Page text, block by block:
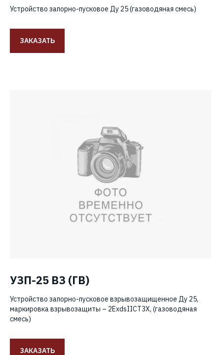
Устройство запорно-пусковое Ду 25 (газоводяная смесь)
ЗАКАЗАТЬ
УЗП-25 ВЗ (ГВ)
Устройство запорно-пусковое взрывозащищенное Ду 25,
маркировка взрывозащиты – 2ExdsIICT3X, (газоводяная
смесь)
ЗАКАЗАТЬ